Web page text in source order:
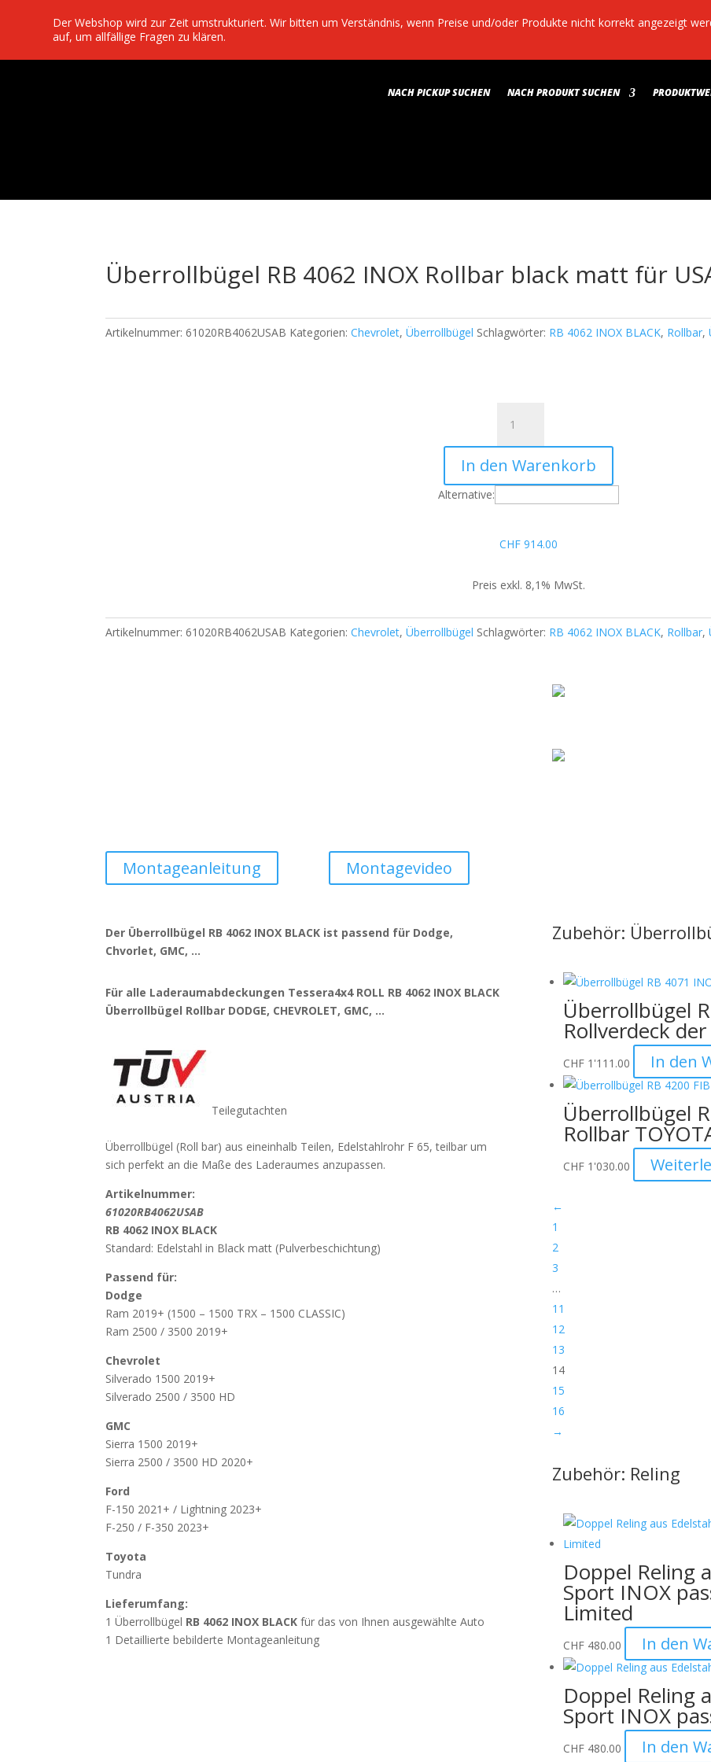
Der Webshop wird zur Zeit umstrukturiert. Wir bitten um Verständnis, wenn Preise und/oder Produkte nicht korrekt angezeigt
auf, um allfällige Fragen zu klären.
NACH PICKUP SUCHEN NACH PRODUKT SUCHEN
Überrollbügel RB 4062 INOX Rollbar black matt für
Artikelnummer:61020RB4062USAB Kategorien:Chevrolet,Überrollbügel Schlagwörter: RB 4062 INOX BLACK, Rollbar,
4062
INOX
Rollbar
black
für
Menge
In den Warenkorb
Alternative:
CHF 914.00
Preis exkl. 8,1% MwSt.
Artikelnummer:61020RB4062USAB Kategorien:Chevrolet,Überrollbügel Schlagwörter: RB 4062 INOX BLACK, Rollbar,
Montageanleitung Montagevideo
Der Überrollbügel RB 4062 INOX BLACK ist passend für Dodge,
Chvorlet, GMC, …
Für alle Laderaumabdeckungen Tessera4x4 ROLL RB 4062 INOX BLACK
Überrollbügel Rollbar DODGE, CHEVROLET, GMC, …
Teilegutachten
Überrollbügel (Roll bar) aus eineinhalb Teilen, Edelstahlrohr F 65, teilbar um
sich perfekt an die Maße des Laderaumes anzupassen.
Artikelnummer:
61020RB4062USAB
RB 4062 INOX BLACK
Standard: Edelstahl in Black matt (Pulverbeschichtung)
Passend für:
Dodge
Ram 2019+ (1500 – 1500 TRX – 1500 CLASSIC)
Ram 2500 / 3500 2019+
Chevrolet
Silverado 1500 2019+
Silverado 2500 / 3500 HD
GMC
Sierra 1500 2019+
Sierra 2500 / 3500 HD 2020+
Ford
F-150 2021+ / Lightning 2023+
F-250 / F-350 2023+
Toyota
Tundra
Lieferumfang:
1 Überrollbügel RB 4062 INOX BLACK für das von Ihnen ausgewählte Auto
1 Detaillierte bebilderte Montageanleitung
Zubehör:
Überrollbügel
Rollverdeck
CHF1'111.00 In den
Überrollbügel
Rollbar
CHF1'030.00
←
1
2
3
…
11
12
13
14
15
16
→
Zubehör: Reling
Doppel Reling
Sport INOX
Limited
CHF480.00 In den
Doppel Reling
Sport INOX
CHF480.00 In den